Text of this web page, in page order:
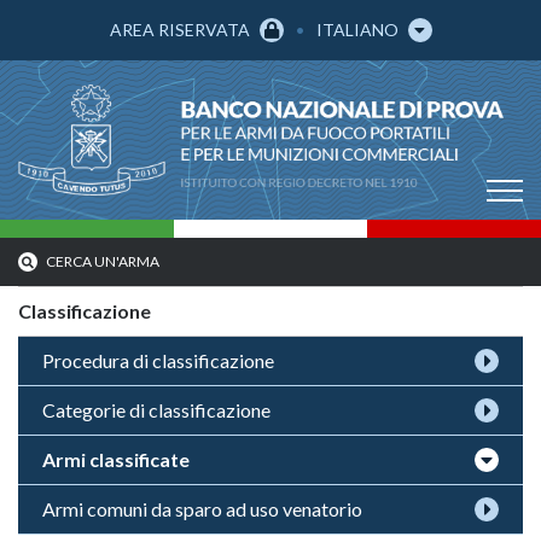
AREA RISERVATA ITALIANO
CERCA UN'ARMA
Classificazione
Procedura di classificazione
Categorie di classificazione
Armi classificate
Armi comuni da sparo ad uso venatorio